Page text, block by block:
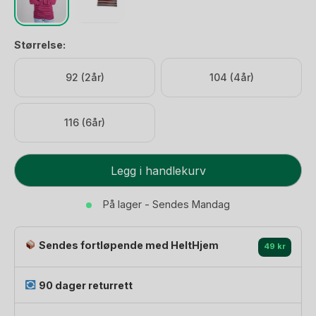
Størrelse:
92 (2år) 104 (4år)
116 (6år)
Ulltrøye
Langarmet
Merino
30%
Silke
Legg i handlekurv
På lager - Sendes Mandag
Sendes fortløpende med HeltHjem 49 kr
90 dager returrett